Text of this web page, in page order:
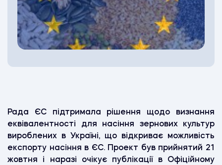
Рада ЄС підтримала рішення щодо визнання
еквівалентності для насіння зернових культур
вироблених в Україні, що відкриває можливість
експорту насіння в ЄС. Проект був прийнятий 21
жовтня і наразі очікує публікації в Офіційному